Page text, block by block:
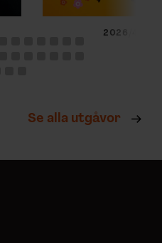
2026/4
Se alla utgåvor